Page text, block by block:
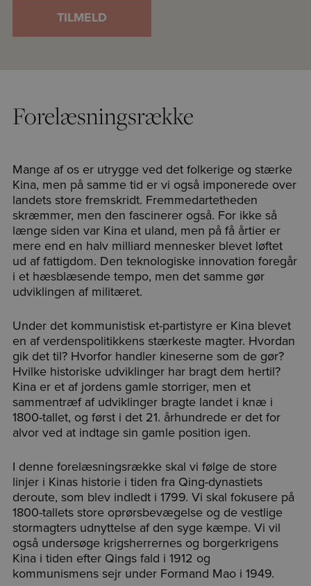
TILMELD
Forelæsningsrække
Mange af os er utrygge ved det folkerige og stærke
Kina, men på samme tid er vi også imponerede over
landets store fremskridt. Fremmedartetheden
skræmmer, men den fascinerer også. For ikke så
længe siden var Kina et uland, men på få årtier er
mere end en halv milliard mennesker blevet løftet
ud af fattigdom. Den teknologiske innovation foregår
i et hæsblæsende tempo, men det samme gør
udviklingen af militæret.
Under det kommunistisk et-partistyre er Kina blevet
en af verdenspolitikkens stærkeste magter. Hvordan
gik det til? Hvorfor handler kineserne som de gør?
Hvilke historiske udviklinger har bragt dem hertil?
Kina er et af jordens gamle storriger, men et
sammentræf af udviklinger bragte landet i knæ i
1800-tallet, og først i det 21. århundrede er det for
alvor ved at indtage sin gamle position igen.
I denne forelæsningsrække skal vi følge de store
linjer i Kinas historie i tiden fra Qing-dynastiets
deroute, som blev indledt i 1799. Vi skal fokusere på
1800-tallets store oprørsbevægelse og de vestlige
stormagters udnyttelse af den syge kæmpe. Vi vil
også undersøge krigsherrernes og borgerkrigens
Kina i tiden efter Qings fald i 1912 og
kommunismens sejr under Formand Mao i 1949.